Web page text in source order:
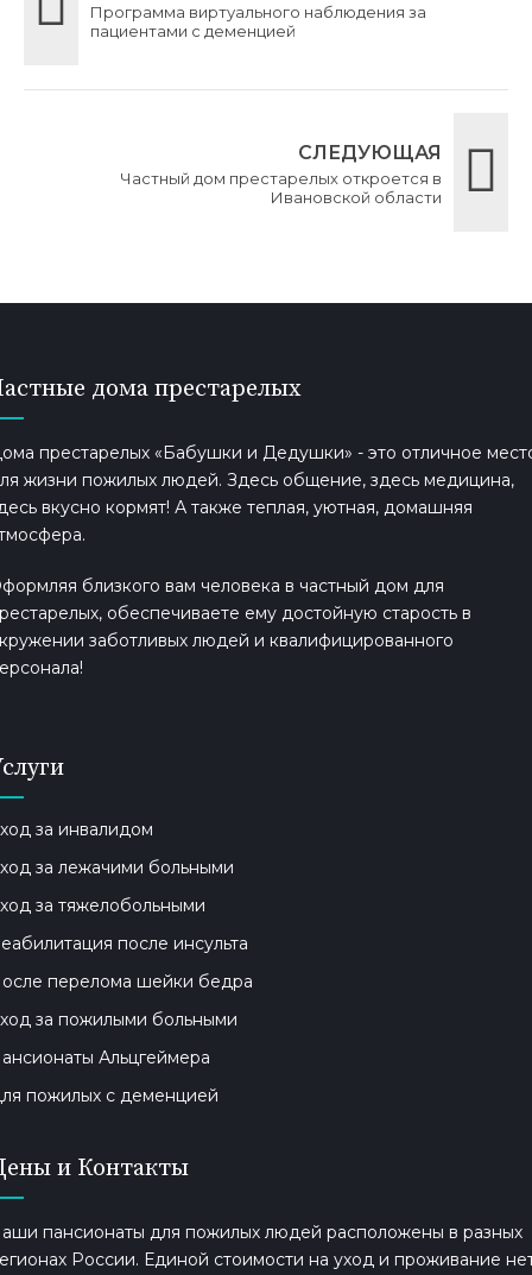
Программа виртуального наблюдения за
пациентами с деменцией
СЛЕДУЮЩАЯ
Частный дом престарелых откроется в
Ивановской области
дома престарелых
престарелых «Бабушки и Дедушки» - это отличное
жизни пожилых людей. Здесь общение, здесь медицина,
вкусно кормят! А также теплая, уютная, домашняя
близкого вам человека в частный дом для
обеспечиваете ему достойную старость в
заботливых людей и квалифицированного
за инвалидом
за лежачими больными
за тяжелобольными
после инсульта
перелома шейки бедра
за пожилыми больными
Альцгеймера
пожилых с деменцией
и Контакты
пансионаты для пожилых людей расположены в разных
России. Единой стоимости на уход и проживание